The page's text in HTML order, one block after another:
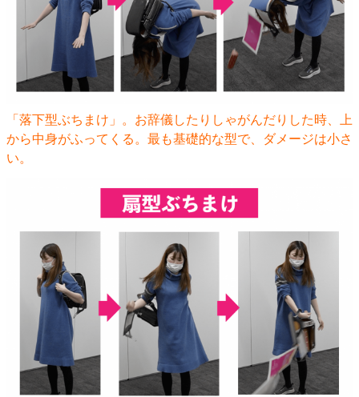
「落下型ぶちまけ」。お辞儀したりしゃがんだりした時、上
から中身がふってくる。最も基礎的な型で、ダメージは小さ
い。